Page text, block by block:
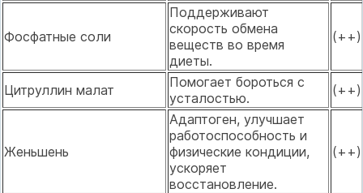
Фосфатные соли
Поддерживают
скорость обмена
веществ во время
диеты.
(++)
Цитруллин малат
Помогает бороться с
усталостью.
(++)
Женьшень
Адаптоген, улучшает
работоспособность и
физические кондиции,
ускоряет
восстановление.
(++)